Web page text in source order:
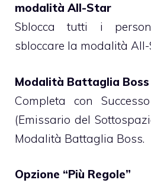
modalità All-Star
Sblocca tutti i
sbloccare la modalità All-
Modalità Battaglia Boss
Completa con
(Emissario del
Modalità Battaglia Boss.
Opzione “Più Regole”